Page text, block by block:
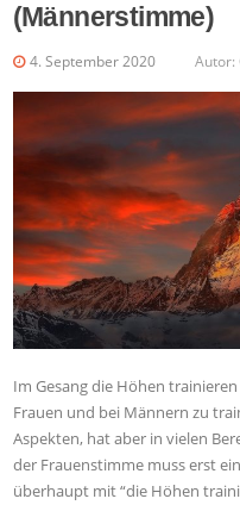
(Männerstimme)
4. September 2020 Autor:
Im Gesang die Höhen
Frauen und bei Männern zu
Aspekten, hat aber in vielen
der Frauenstimme muss erst
überhaupt mit “die Höhen